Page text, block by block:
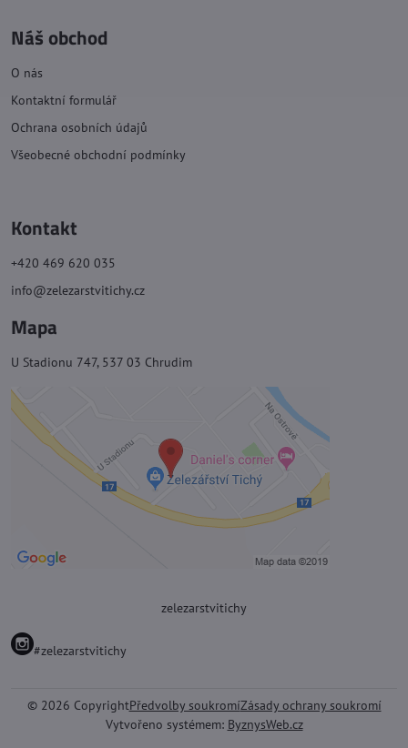
Náš obchod
O nás
Kontaktní formulář
Ochrana osobních údajů
Všeobecné obchodní podmínky
Kontakt
+420 469 620 035
info@zelezarstvitichy.cz
Mapa
U Stadionu 747, 537 03 Chrudim
zelezarstvitichy
#zelezarstvitichy
© 2026 CopyrightPředvolby soukromíZásady ochrany soukromí
Vytvořeno systémem: ByznysWeb.cz